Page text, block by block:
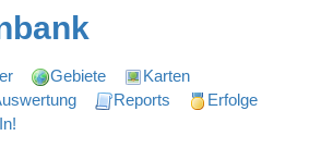
Gebiete
Karten
Reports
Erfolge